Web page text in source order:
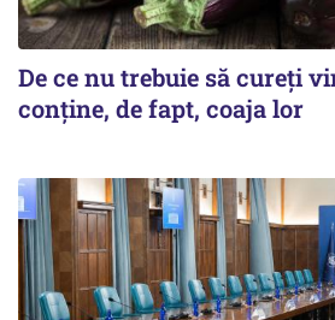
De ce nu trebuie să cureți
conține, de fapt, coaja lor